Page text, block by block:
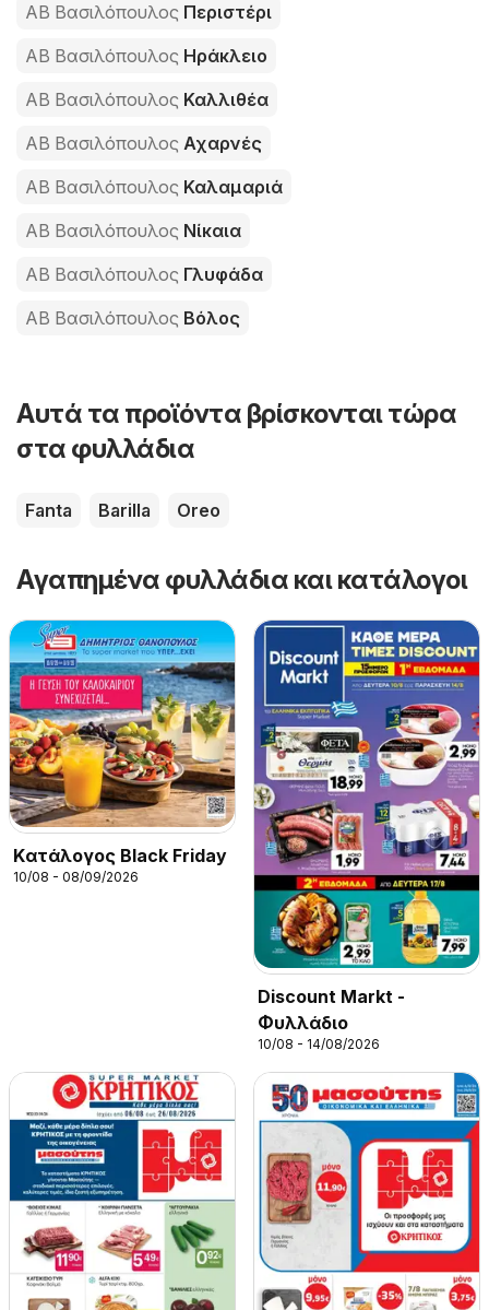
ΑΒ Βασιλόπουλος Περιστέρι
ΑΒ Βασιλόπουλος Ηράκλειο
ΑΒ Βασιλόπουλος Καλλιθέα
ΑΒ Βασιλόπουλος Αχαρνές
ΑΒ Βασιλόπουλος Καλαμαριά
ΑΒ Βασιλόπουλος Νίκαια
ΑΒ Βασιλόπουλος Γλυφάδα
ΑΒ Βασιλόπουλος Βόλος
Αυτά τα προϊόντα βρίσκονται τώρα
στα φυλλάδια
Fanta Barilla Oreo
Αγαπημένα φυλλάδια και κατάλογοι
Kατάλογος Black Friday
10/08 - 08/09/2026
Discount Markt -
Φυλλάδιο
10/08 - 14/08/2026